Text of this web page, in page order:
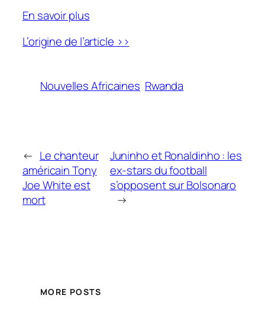
En savoir plus
L’origine de l’article >>
Nouvelles Africaines Rwanda
← Le chanteur
américain Tony
Joe White est
mort
Juninho et Ronaldinho : les
ex-stars du football
s’opposent sur Bolsonaro
→
MORE POSTS